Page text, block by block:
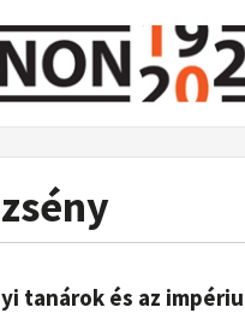
tanárok és az